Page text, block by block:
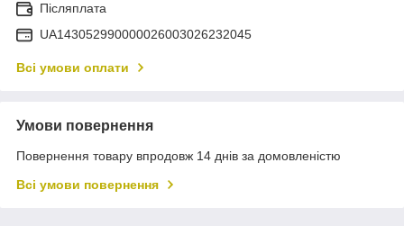
Післяплата
UA143052990000026003026232045
Всі умови оплати
Умови повернення
Повернення товару впродовж 14 днів за домовленістю
Всі умови повернення